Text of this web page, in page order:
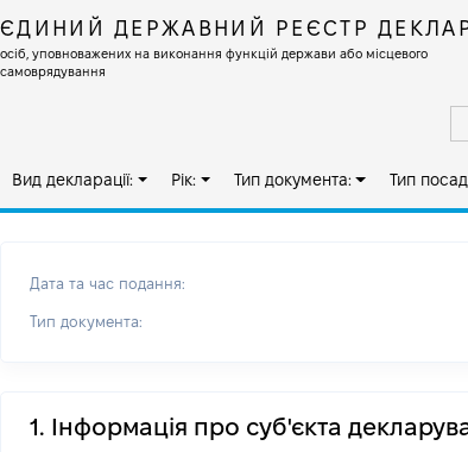
ЄДИНИЙ ДЕРЖАВНИЙ РЕЄСТР
осіб, уповноважених на виконання функцій держави або місцевого
самоврядування
Вид декларації: Рік: Тип документа: Тип
Дата та час подання:
Тип документа:
1. Інформація про суб'єкта